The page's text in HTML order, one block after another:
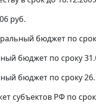
руб.
бюджет по
бюджет по сроку
бюджет по сроку
субъектов РФ по